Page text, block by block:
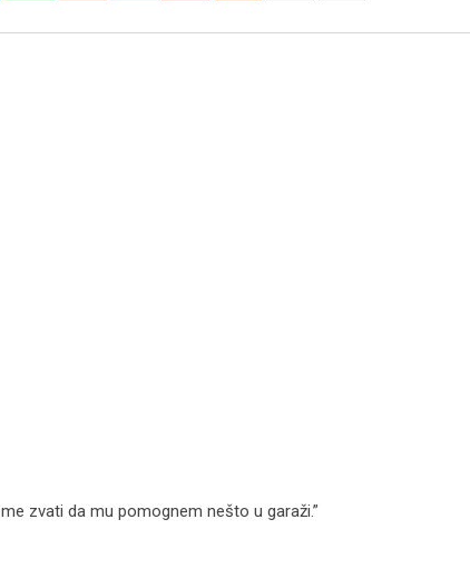
zvati da mu pomognem nešto u garaži.”